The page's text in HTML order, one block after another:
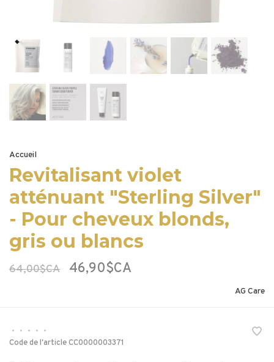
Accueil
Revitalisant violet
atténuant "Sterling Silver"
- Pour cheveux blonds,
gris ou blancs
64,00$CA 46,90$CA
AG Care
• • • •
•
Code de l'articleCC0000003371